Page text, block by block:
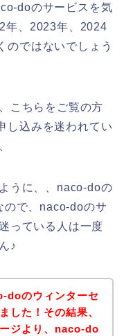
doのサービスを気
年、2023年、2024
のではないでしょう
こちらをご覧の方
し込みを迷われてい
うに、、naco-doの
ので、naco-doのサ
っている人は一度
♪
doのウィンターセ
した！その結果、
ジより、naco-do